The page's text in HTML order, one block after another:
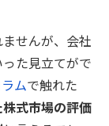
せんが、会社
た見立てがで
ムで触れた
株式市場の評価